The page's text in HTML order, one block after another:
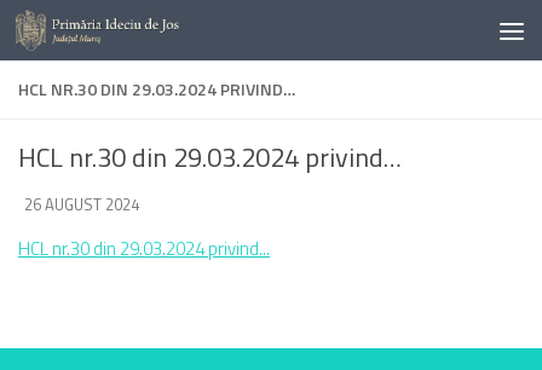
Skip to content
HCL NR.30 DIN 29.03.2024 PRIVIND…
HCL nr.30 din 29.03.2024 privind…
DE·
26 AUGUST 2024
HCL nr.30 din 29.03.2024 privind...